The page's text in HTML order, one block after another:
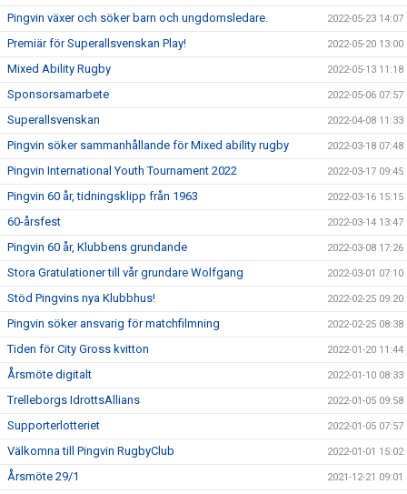
Pingvin växer och söker barn och ungdomsledare. 2022-05-23 14:07
Premiär för Superallsvenskan Play! 2022-05-20 13:00
Mixed Ability Rugby 2022-05-13 11:18
Sponsorsamarbete 2022-05-06 07:57
Superallsvenskan 2022-04-08 11:33
Pingvin söker sammanhållande för Mixed ability rugby 2022-03-18 07:48
Pingvin International Youth Tournament 2022 2022-03-17 09:45
Pingvin 60 år, tidningsklipp från 1963 2022-03-16 15:15
60-årsfest 2022-03-14 13:47
Pingvin 60 år, Klubbens grundande 2022-03-08 17:26
Stora Gratulationer till vår grundare Wolfgang 2022-03-01 07:10
Stöd Pingvins nya Klubbhus! 2022-02-25 09:20
Pingvin söker ansvarig för matchfilmning 2022-02-25 08:38
Tiden för City Gross kvitton 2022-01-20 11:44
Årsmöte digitalt 2022-01-10 08:33
Trelleborgs IdrottsAllians 2022-01-05 09:58
Supporterlotteriet 2022-01-05 07:57
Välkomna till Pingvin RugbyClub 2022-01-01 15:02
Årsmöte 29/1 2021-12-21 09:01